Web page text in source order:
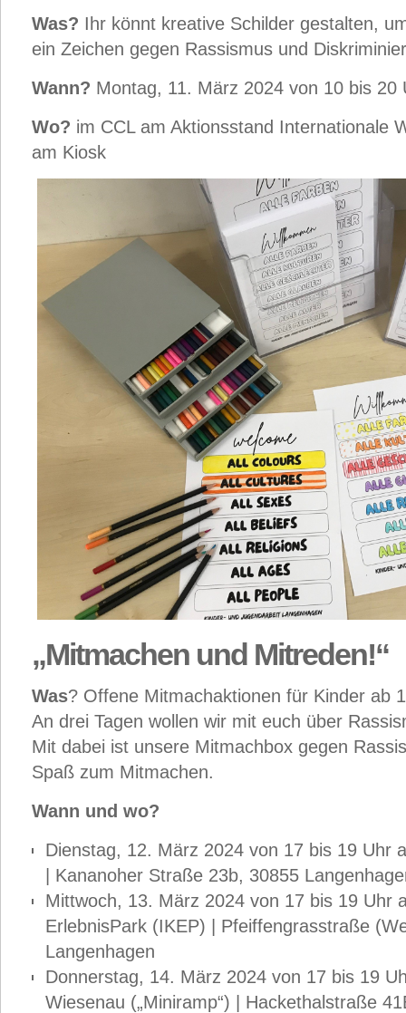
Was? Ihr könnt kreative Schilder gestalten,
ein Zeichen gegen Rassismus und
Wann? Montag, 11. März 2024 von 10 bis 20
Wo? im CCL am Aktionsstand Internationale
am Kiosk
„Mitmachen und Mitreden!“
Was? Offene Mitmachaktionen für Kinder ab
An drei Tagen wollen wir mit euch über
Mit dabei ist unsere Mitmachbox gegen
Spaß zum Mitmachen.
Wann und wo?
Dienstag, 12. März 2024 von 17 bis 19 Uhr
| Kananoher Straße 23b, 30855
Mittwoch, 13. März 2024 von 17 bis 19 Uhr
ErlebnisPark (IKEP) | Pfeiffengrasstraße
Langenhagen
Donnerstag, 14. März 2024 von 17 bis 19
Wiesenau („Miniramp“) | Hackethalstraße